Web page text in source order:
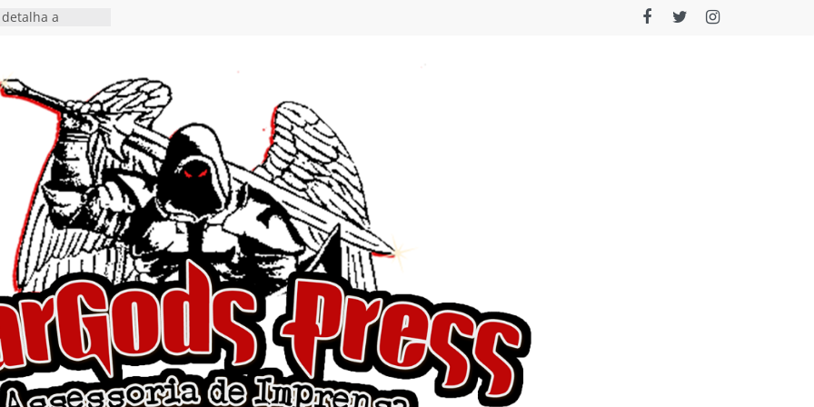
single “Keep
Rig” definitivo
Hell’s Heroes
chega ao
em formato
nas plataformas
show em
Autoral” e
do novo single
de uma
do EP
I Begin”